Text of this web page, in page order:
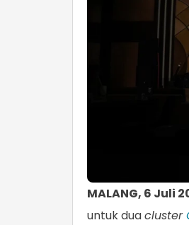
MALANG, 6 Juli
untuk duacluster